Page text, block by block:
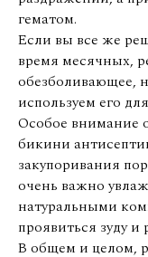
гематом.
Если вы все же
время месячных,
обезболивающее,
используем его
Особое внимание
бикини
закупоривания
очень важно
натуральными
проявиться зуду
В общем и целом,